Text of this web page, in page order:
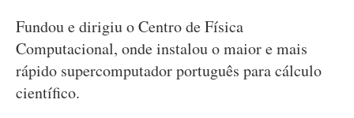
Fundou e dirigiu o Centro de Física
Computacional, onde instalou o maior e mais
rápido supercomputador português para cálculo
científico.